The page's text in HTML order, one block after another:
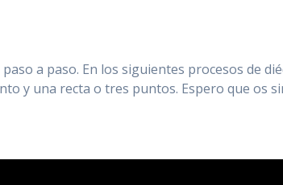
a paso. En los siguientes procesos de
y una recta o tres puntos. Espero que os